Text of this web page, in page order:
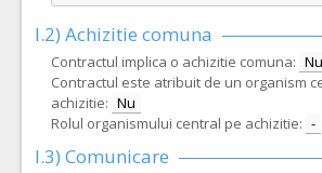
I.2) Achizitie comuna
Contractul implica o achizitie comuna: Nu
Contractul este atribuit de un organism
achizitie: Nu
Rolul organismului central pe achizitie: -
I.3) Comunicare